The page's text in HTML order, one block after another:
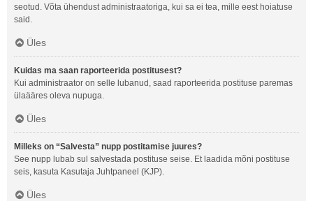
seotud. Võta ühendust administraatoriga, kui sa ei tea, mille eest hoiatuse
said.
Üles
Kuidas ma saan raporteerida postitusest?
Kui administraator on selle lubanud, saad raporteerida postituse paremas
ülaääres oleva nupuga.
Üles
Milleks on “Salvesta” nupp postitamise juures?
See nupp lubab sul salvestada postituse seise. Et laadida mõni postituse
seis, kasuta Kasutaja Juhtpaneel (KJP).
Üles